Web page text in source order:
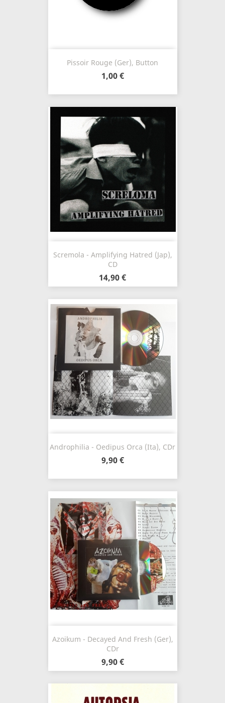
Pissoir Rouge (Ger), Button
1,00 €
Scremola - Amplifying Hatred (Jap),
CD
14,90 €
Androphilia - Oedipus Orca (Ita), CDr
9,90 €
Azoikum - Decayed And Fresh (Ger),
CDr
9,90 €